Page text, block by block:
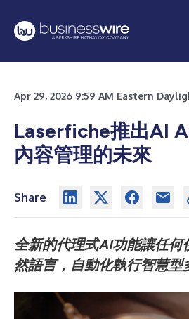
Apr 29, 2026 9:59 AM Eastern
Laserfiche推出AI
內容管理的未來
Share
全新的代理式AI功能讓任何
然語言，自動化執行智慧型